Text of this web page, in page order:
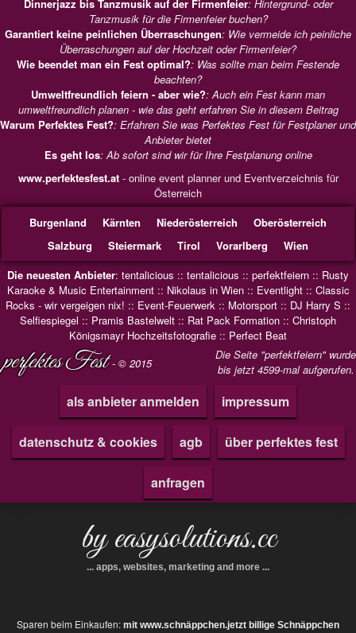
Dinnerjazz bis Tanzmusik auf der Firmenfeier: Hintergrund- oder
Tanzmusik für die Firmenfeier buchen?
Garantiert keine peinlichen Überraschungen: Wie vermeide ich peinliche
Überraschungen auf der Hochzeit oder Firmenfeier?
Wie beendet man ein Fest optimal?: Was sollte man beim Festende
beachten?
Umweltfreundlich feiern - aber wie?: Auch ein Fest kann man
umweltfreundlich planen - wie das geht erfahren Sie in diesem Beitrag
Warum Perfektes Fest?: Erfahren Sie was Perfektes Fest für Festplaner und
Anbieter bietet
Es geht los: Ab sofort sind wir für Ihre Festplanung online
www.perfektesfest.at- online event planner und Eventverzeichnis für
Österreich
Burgenland
Kärnten Niederösterreich
Oberösterreich
Salzburg
Steiermark Tirol Vorarlberg
Wien
Die neuesten Anbieter: tentalicious :: tentalicious :: perfektfeiern :: Rusty
Karaoke & Music Entertainment:: Nikolaus in Wien:: Eventlight:: Classic
Rocks - wir vergeigen nix! :: Event-Feuerwerk :: Motorsport :: DJ Harry S ::
Selfiespiegel :: Pramis Bastelwelt :: Rat Pack Formation :: Christoph
Königsmayr Hochzeitsfotografie :: Perfect Beat
Die Seite "perfektfeiern" wurde
bis jetzt 4599-mal aufgerufen.
perfektes Fest- © 2015
als anbieter anmelden impressum
datenschutz & cookies agb über perfektes fest
anfragen
by easysolutions.cc
... apps, websites, marketing and more ...
Sparen beim Einkaufen: mit www.schnäppchen.jetzt billige Schnäppchen